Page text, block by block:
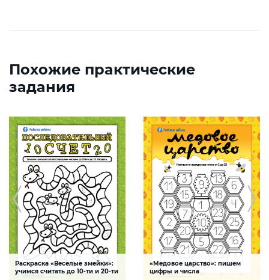
Похожие практические
задания
Раскраска «Веселые змейки»:
учимся считать до 10-ти и 20-ти
«Медовое царство»: пишем
цифры и числа